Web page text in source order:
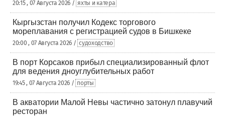
20:15 , 07 Августа 2026 / яхты и катера
Кыргызстан получил Кодекс торгового
мореплавания с регистрацией судов в Бишкеке
20:00 , 07 Августа 2026 / судоходство
В порт Корсаков прибыл специализированный флот
для ведения дноуглубительных работ
19:45 , 07 Августа 2026 / порты
В акватории Малой Невы частично затонул плавучий
ресторан